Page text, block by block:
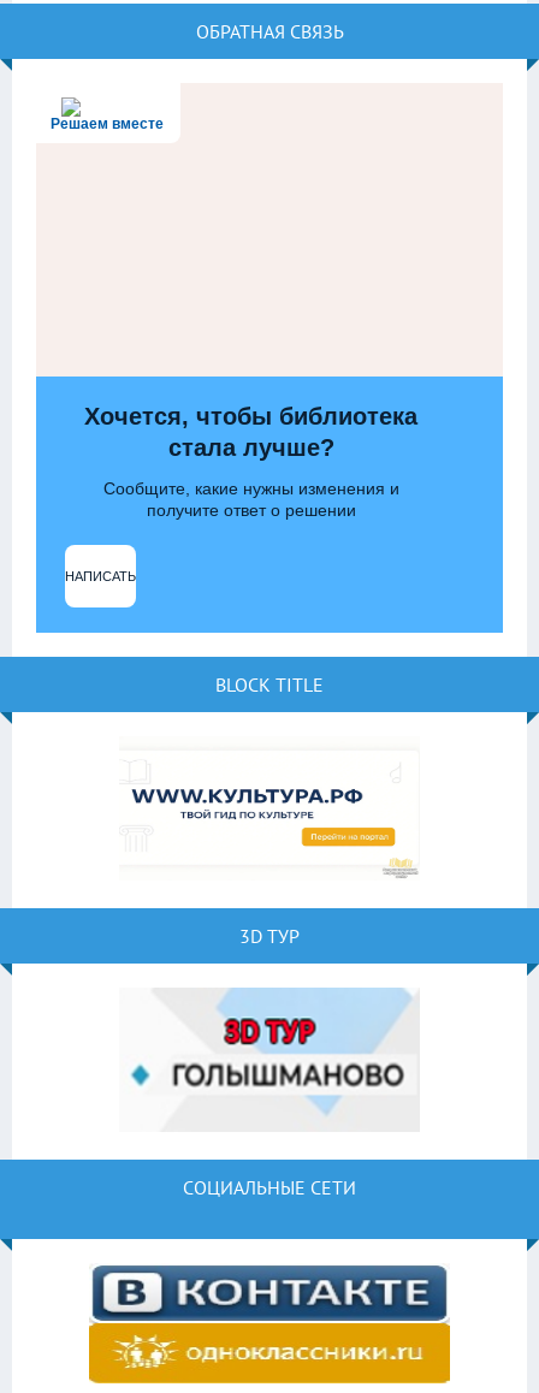
ОБРАТНАЯ СВЯЗЬ
Решаем вместе
Хочется, чтобы библиотека
стала лучше?
Сообщите, какие нужны изменения и
получите ответ о решении
НАПИСАТЬ
BLOCK TITLE
3D ТУР
СОЦИАЛЬНЫЕ СЕТИ